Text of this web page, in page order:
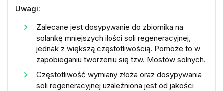
Uwagi:
Zalecane jest dosypywanie do zbiornika na
solankę mniejszych ilości soli regeneracyjnej,
jednak z większą częstotliwością. Pomoże to w
zapobieganiu tworzeniu się tzw. Mostów solnych.
Częstotliwość wymiany złoża oraz dosypywania
soli regeneracyjnej uzależniona jest od jakości